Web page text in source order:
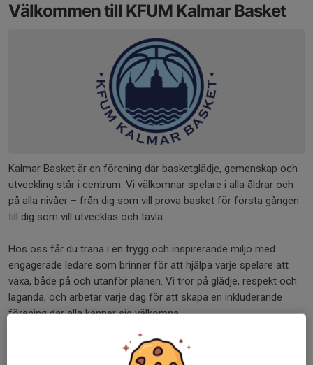
Välkommen till KFUM Kalmar Basket
Kalmar Basket är en förening där basketglädje, gemenskap och
utveckling står i centrum. Vi välkomnar spelare i alla åldrar och
på alla nivåer – från dig som vill prova basket för första gången
till dig som vill utvecklas och tävla.
Hos oss får du träna i en trygg och inspirerande miljö med
engagerade ledare som brinner för att hjälpa varje spelare att
växa, både på och utanför planen. Vi tror på glädje, respekt och
laganda, och arbetar varje dag för att skapa en inkluderande
förening där alla känner sig välkomna.
Kalmar Basket är mer än en idrottsförening – vi är en
mötesplats där vänskap skapas, självförtroende byggs och